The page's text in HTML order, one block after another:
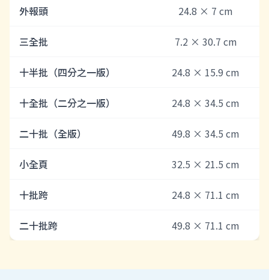
外報頭 24.8 × 7 cm
三全批 7.2 × 30.7 cm
十半批（四分之一版） 24.8 × 15.9 cm
十全批（二分之一版） 24.8 × 34.5 cm
二十批（全版） 49.8 × 34.5 cm
小全頁 32.5 × 21.5 cm
十批跨 24.8 × 71.1 cm
二十批跨 49.8 × 71.1 cm